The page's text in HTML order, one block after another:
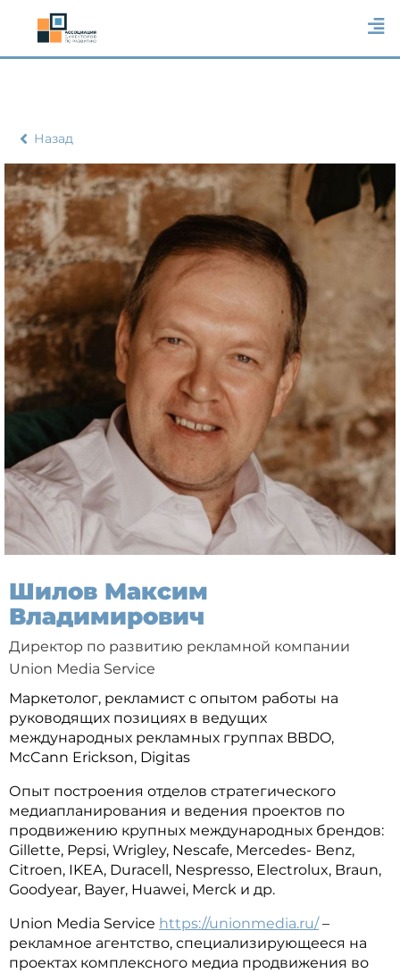
Назад
Шилов Максим
Владимирович
Директор по развитию рекламной компании
Union Media Service
Маркетолог, рекламист с опытом работы на
руководящих позициях в ведущих
международных рекламных группах BBDO,
McCann Erickson, Digitas
Опыт построения отделов стратегического
медиапланирования и ведения проектов по
продвижению крупных международных брендов:
Gillette, Pepsi, Wrigley, Nescafe, Mercedes- Benz,
Citroen, IKEA, Duracell, Nespresso, Electrolux, Braun,
Goodyear, Bayer, Huawei, Merck и др.
Union Media Service https://unionmedia.ru/–
рекламное агентство, специализирующееся на
проектах комплексного медиа продвижения во